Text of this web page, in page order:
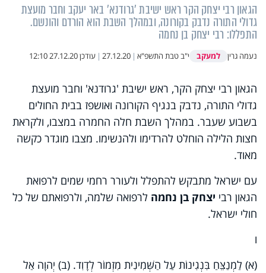
הגאון רבי יצחק הקר ראש ישיבת 'גרודנא' באר יעקב וחבר מועצת
גדולי התורה נדבק בקורונה, ובמהלך השבת הוא הורדם והונשם.
התפללו: רבי יצחק בן נחמה
נעמה גרין למעקב י"ב טבת התשפ"א |
27.12.20
| עודכן27.12.20 12:10
הגאון רבי יצחק הקר, ראש ישיבת 'גרודנא' וחבר מועצת
גדולי התורה, נדבק בנגיף הקורונה ואושפז בבית החולים
בשבוע שעבר. במהלך השבת חלה החמרה במצבו, ולקראת
חצות הלילה הוחלט להרדימו ולהנשימו. מצבו מוגדר כקשה
מאוד.
עם ישראל מתבקש להתפלל ולעורר רחמי שמים לרפואת
הגאון רבי יצחק בן נחמה לרפואה שלמה, ולרפואתם של כל
חולי ישראל.
ו
(א) לַמְנַצֵּחַ בִּנְגִינוֹת עַל הַשְּׁמִינִית מִזְמוֹר לְדָוִד. (ב) יְהוָה אַל